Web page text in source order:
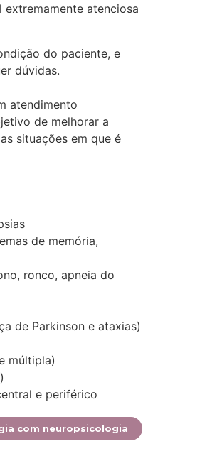
extremamente atenciosa
do paciente, e
dúvidas.
atendimento
de melhorar a
situações em que é
de memória,
ronco, apneia do
de Parkinson e ataxias)
múltipla)
e periférico
com neuropsicologia